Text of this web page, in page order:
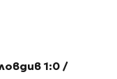
1:0 /